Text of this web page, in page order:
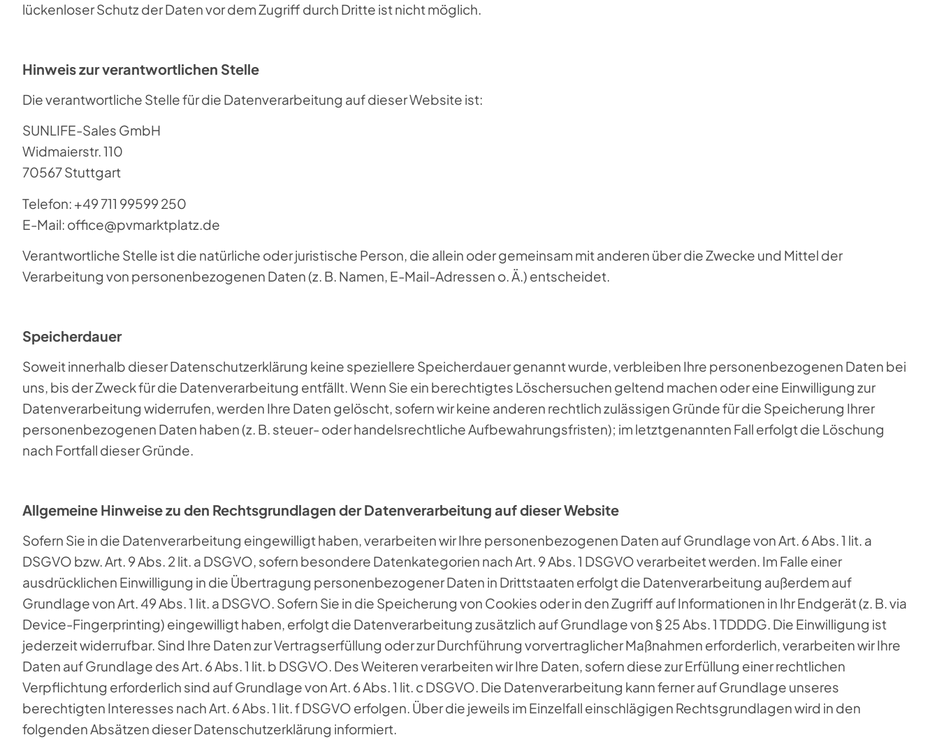
lückenloser Schutz der Daten vor dem Zugriff durch Dritte ist nicht möglich.
Hinweis zur verantwortlichen Stelle
Die verantwortliche Stelle für die Datenverarbeitung auf dieser Website ist:
SUNLIFE-Sales GmbH
Widmaierstr. 110
70567 Stuttgart
Telefon: +49 711 99599 250
E-Mail: office@pvmarktplatz.de
Verantwortliche Stelle ist die natürliche oder juristische Person, die allein oder gemeinsam mit anderen über die Zwecke und Mittel der
Verarbeitung von personenbezogenen Daten (z. B. Namen, E-Mail-Adressen o. Ä.) entscheidet.
Speicherdauer
Soweit innerhalb dieser Datenschutzerklärung keine speziellere Speicherdauer genannt wurde, verbleiben Ihre personenbezogenen Daten bei
uns, bis der Zweck für die Datenverarbeitung entfällt. Wenn Sie ein berechtigtes Löschersuchen geltend machen oder eine Einwilligung zur
Datenverarbeitung widerrufen, werden Ihre Daten gelöscht, sofern wir keine anderen rechtlich zulässigen Gründe für die Speicherung Ihrer
personenbezogenen Daten haben (z. B. steuer- oder handelsrechtliche Aufbewahrungsfristen); im letztgenannten Fall erfolgt die Löschung
nach Fortfall dieser Gründe.
Allgemeine Hinweise zu den Rechtsgrundlagen der Datenverarbeitung auf dieser Website
Sofern Sie in die Datenverarbeitung eingewilligt haben, verarbeiten wir Ihre personenbezogenen Daten auf Grundlage von Art. 6 Abs. 1 lit. a
DSGVO bzw. Art. 9 Abs. 2 lit. a DSGVO, sofern besondere Datenkategorien nach Art. 9 Abs. 1 DSGVO verarbeitet werden. Im Falle einer
ausdrücklichen Einwilligung in die Übertragung personenbezogener Daten in Drittstaaten erfolgt die Datenverarbeitung außerdem auf
Grundlage von Art. 49 Abs. 1 lit. a DSGVO. Sofern Sie in die Speicherung von Cookies oder in den Zugriff auf Informationen in Ihr Endgerät (z. B. via
Device-Fingerprinting) eingewilligt haben, erfolgt die Datenverarbeitung zusätzlich auf Grundlage von § 25 Abs. 1 TDDDG. Die Einwilligung ist
jederzeit widerrufbar. Sind Ihre Daten zur Vertragserfüllung oder zur Durchführung vorvertraglicher Maßnahmen erforderlich, verarbeiten wir Ihre
Daten auf Grundlage des Art. 6 Abs. 1 lit. b DSGVO. Des Weiteren verarbeiten wir Ihre Daten, sofern diese zur Erfüllung einer rechtlichen
Verpflichtung erforderlich sind auf Grundlage von Art. 6 Abs. 1 lit. c DSGVO. Die Datenverarbeitung kann ferner auf Grundlage unseres
berechtigten Interesses nach Art. 6 Abs. 1 lit. f DSGVO erfolgen. Über die jeweils im Einzelfall einschlägigen Rechtsgrundlagen wird in den
folgenden Absätzen dieser Datenschutzerklärung informiert.